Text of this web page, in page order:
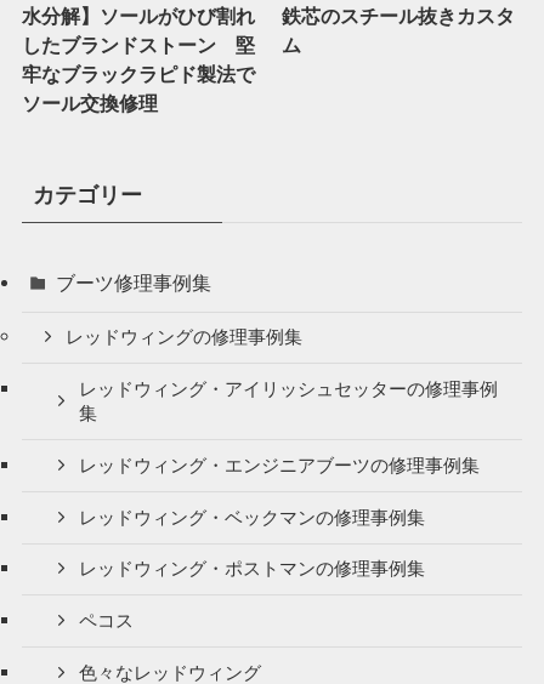
水分解】ソールがひび割れ
したブランドストーン 堅
牢なブラックラピド製法で
ソール交換修理
鉄芯のスチール抜きカスタ
ム
カテゴリー
ブーツ修理事例集
レッドウィングの修理事例集
レッドウィング・アイリッシュセッターの修理事例
集
レッドウィング・エンジニアブーツの修理事例集
レッドウィング・ベックマンの修理事例集
レッドウィング・ポストマンの修理事例集
ペコス
色々なレッドウィング